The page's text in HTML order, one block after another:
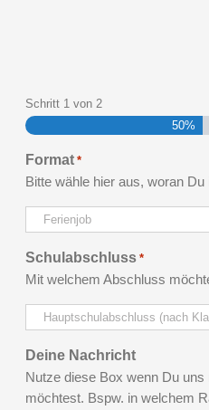
Schritt 1 von 2
50%
Format *
Bitte wähle hier aus, woran
Schulabschluss *
Mit welchem Abschluss
Deine Nachricht
Nutze diese Box wenn Du
möchtest. Bspw. in welchem